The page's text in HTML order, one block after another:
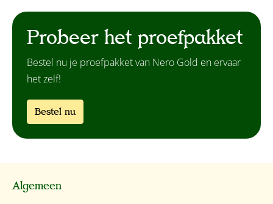
Probeer het proefpakket
Bestel nu je proefpakket van Nero Gold en ervaar
het zelf!
Bestel nu
Algemeen